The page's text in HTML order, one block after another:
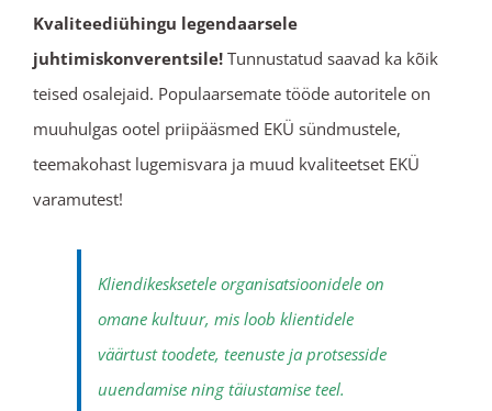
Kvaliteediühingu legendaarsele
juhtimiskonverentsile! Tunnustatud saavad ka kõik
teised osalejaid. Populaarsemate tööde autoritele on
muuhulgas ootel priipääsmed EKÜ sündmustele,
teemakohast lugemisvara ja muud kvaliteetset EKÜ
varamutest!
Kliendikesksetele organisatsioonidele on
omane kultuur, mis loob klientidele
väärtust toodete, teenuste ja protsesside
uuendamise ning täiustamise teel.